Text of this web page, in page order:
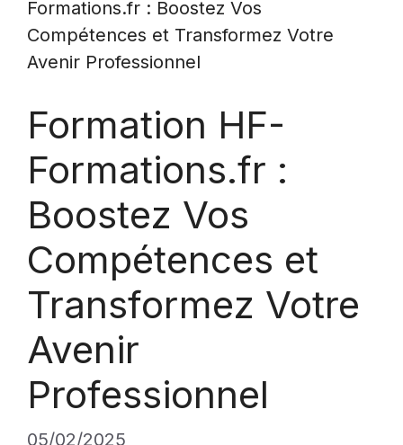
Formations.fr : Boostez Vos
Compétences et Transformez Votre
Avenir Professionnel
Formation HF-
Formations.fr :
Boostez Vos
Compétences et
Transformez Votre
Avenir
Professionnel
05/02/2025